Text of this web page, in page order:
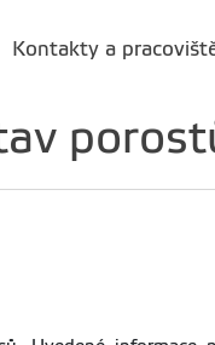
Kontakty a